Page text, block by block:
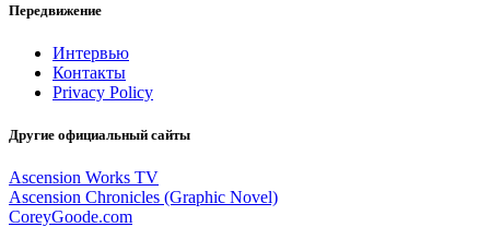
Передвижение
Интервью
Контакты
Privacy Policy
Другие официальный сайты
Ascension Works TV
Ascension Chronicles (Graphic Novel)
CoreyGoode.com